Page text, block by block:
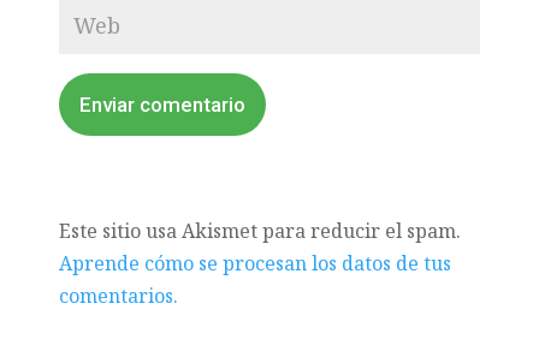
Enviar comentario
Este sitio usa Akismet para reducir el spam.
Aprende cómo se procesan los datos de tus
comentarios.